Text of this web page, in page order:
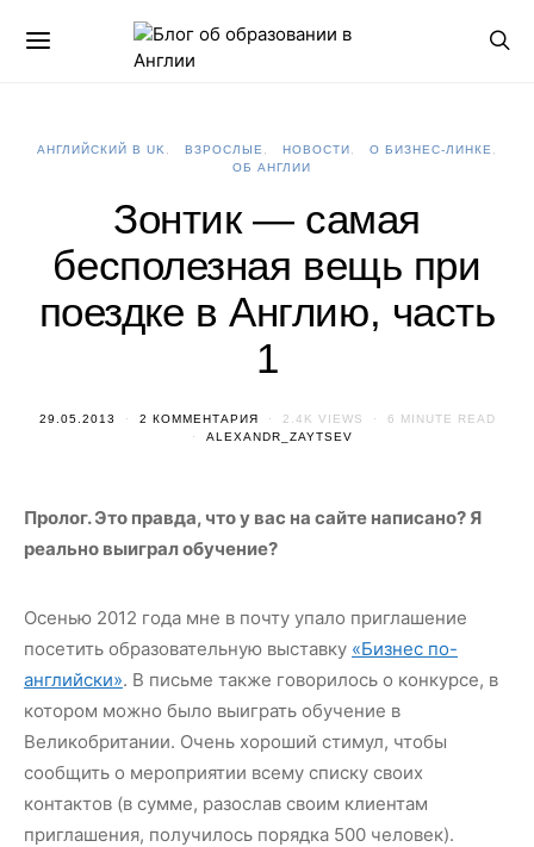
АНГЛИЙСКИЙ В UK ВЗРОСЛЫЕ НОВОСТИ
О БИЗНЕС-ЛИНКЕ
ОБ АНГЛИИ
Зонтик — самая
бесполезная вещь при
поездке в Англию, часть
1
29.05.2013 2 КОММЕНТАРИЯ 2.4K VIEWS
6 MINUTE READ
ALEXANDR_ZAYTSEV
Пролог. Это правда, что у вас на сайте написано? Я
реально выиграл обучение?
Осенью 2012 года мне в почту упало приглашение
посетить образовательную выставку «Бизнес по-
английски». В письме также говорилось о конкурсе, в
котором можно было выиграть обучение в
Великобритании. Очень хороший стимул, чтобы
сообщить о мероприятии всему списку своих
контактов (в сумме, разослав своим клиентам
приглашения, получилось порядка 500 человек).